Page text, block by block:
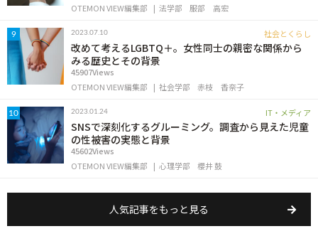
OTEMON VIEW編集部
法学部 服部 高宏
9 2023.07.10 社会とくらし
改めて考えるLGBTQ＋。女性同士の親密な関係から
みる歴史とその背景
45907Views
OTEMON VIEW編集部
社会学部 赤枝 香奈子
10 2023.01.24 IT・メディア
SNSで深刻化するグルーミング。調査から見えた児童
の性被害の実態と背景
45602Views
OTEMON VIEW編集部
心理学部 櫻井 鼓
人気記事をもっと見る